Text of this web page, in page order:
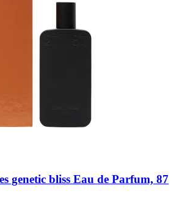
genetic bliss Eau de Parfum, 87